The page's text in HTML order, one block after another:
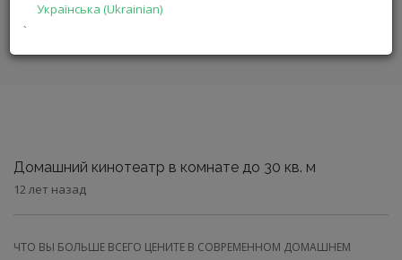
Українська (Ukrainian)
`
ПРОИЗВОДИТЕЛЯМ
ГЛАВНАЯ СТАТЬИ
Домашний кинотеатр в комнате до 30 кв. м
12 лет назад
ЧТО ВЫ БОЛЬШЕ ВСЕГО ЦЕНИТЕ В СОВРЕМЕННОМ ДОМАШНЕМ